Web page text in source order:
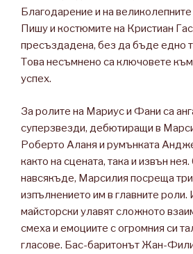
Благодарение и на
Пишу и костюмите на Кристиан
пресъздадена, без да бъде едно
Това несъмнено са ключовете
успех.
За ролите на Мариус и Фани са
суперзвезди, дебютиращи в
Роберто Аланя и румънката
както на сцената, така и извън
навсякъде, Марсилия посреща
изпълнението им в главните роли.
майсторски улавят сложното
смеха и емоциите с огромния си
гласове. Бас-баритонът Жан-